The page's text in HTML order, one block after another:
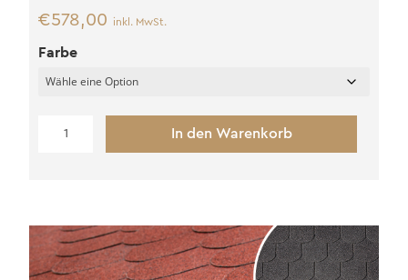
€578,00 inkl. MwSt.
Farbe
Dachschindel
Sechseckig
In den Warenkorb